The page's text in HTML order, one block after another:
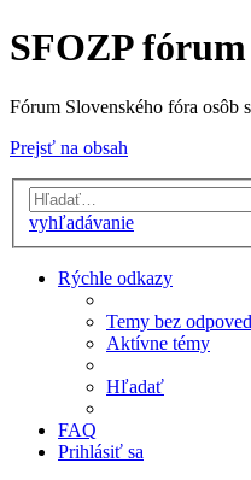
SFOZP fórum
Fórum Slovenského fóra osôb
Prejsť na obsah
vyhľadávanie
Rýchle odkazy
Temy bez
Aktívne témy
Hľadať
FAQ
Prihlásiť sa